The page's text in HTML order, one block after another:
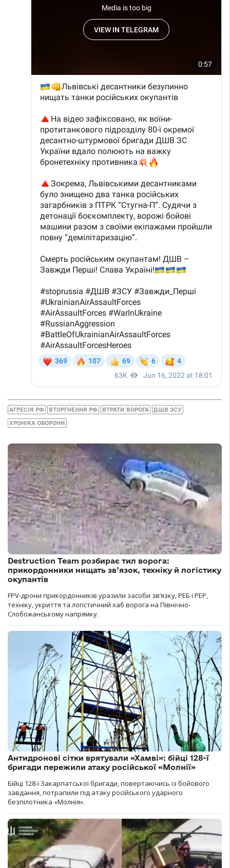
АГРЕСІЯ РФ ВТОРГНЕННЯ РФ ВТРАТИ ВОРОГА ДШВ ЗСУ
ХРОНІКА ОБОРОНИ
Destruction Team розбирає тил ворога:
прикордонники нищать зв’язок, техніку й логістику
окупантів
FPV-дрони прикордонників уразили засоби зв’язку, РЕБ і РЕР,
техніку, укриття та логістичний хаб ворога на Північно-
Слобожанському напрямку.
Антидронові сітки врятували «Хамві»: бійці 128-ї
бригади пережили атаку російської «Молнії»
Бійці 128-ї Закарпатської бригади, повертаючись із бойового
завдання, потрапили під атаку російського ударного
безпілотника «Молнія».